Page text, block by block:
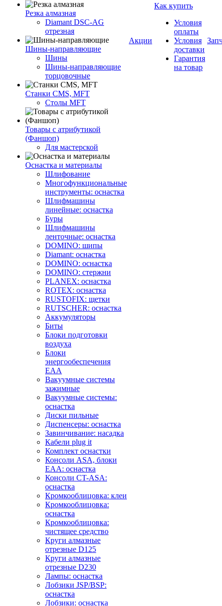
Резка алмазная
Diamant DSC-AG
отрезная
Шины-направляющие
Шины
Шины-направляющие
торцовочные
Станки CMS, MFT
Столы MFT
Товары с атрибутикой
(Фаншоп)
Для мастерской
Оснастка и материалы
Шлифование
Многофункциональные
инструменты: оснастка
Шлифмашины
линейные: оснастка
Буры
Шлифмашины
ленточные: оснастка
DOMINO: шипы
Diamant: оснастка
DOMINO: оснастка
DOMINO: стержни
PLANEX: оснастка
ROTEX: оснастка
RUSTOFIX: щетки
RUTSCHER: оснастка
Аккумуляторы
Биты
Блоки подготовки
воздуха
Блоки
энергообеспечения
EAA
Вакуумные системы
зажимные
Вакуумные системы:
оснастка
Диски пильные
Диспенсеры: оснастка
Завинчивание: насадка
Кабели plug it
Комплект оснастки
Консоли ASA, блоки
EAA: оснастка
Консоли CT-ASA:
оснастка
Кромкооблицовка: клеи
Кромкооблицовка:
оснастка
Кромкооблицовка:
чистящее средство
Круги алмазные
отрезные D125
Круги алмазные
отрезные D230
Лампы: оснастка
Лобзики JSP/BSP:
оснастка
Лобзики: оснастка
Акции
Как купить
Условия
оплаты
Условия
доставки
Гарантия
на товар